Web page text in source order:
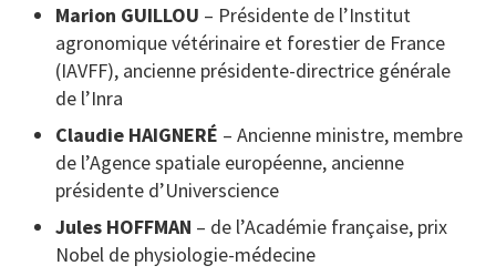
Marion GUILLOU – Présidente de l’Institut
agronomique vétérinaire et forestier de France
(IAVFF), ancienne présidente-directrice générale
de l’Inra
Claudie HAIGNERÉ – Ancienne ministre, membre
de l’Agence spatiale européenne, ancienne
présidente d’Universcience
Jules HOFFMAN – de l’Académie française, prix
Nobel de physiologie-médecine